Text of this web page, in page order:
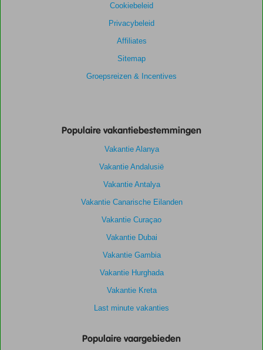
Cookiebeleid
Privacybeleid
Affiliates
Sitemap
Groepsreizen & Incentives
Populaire vakantiebestemmingen
Vakantie Alanya
Vakantie Andalusië
Vakantie Antalya
Vakantie Canarische Eilanden
Vakantie Curaçao
Vakantie Dubai
Vakantie Gambia
Vakantie Hurghada
Vakantie Kreta
Last minute vakanties
Populaire vaargebieden